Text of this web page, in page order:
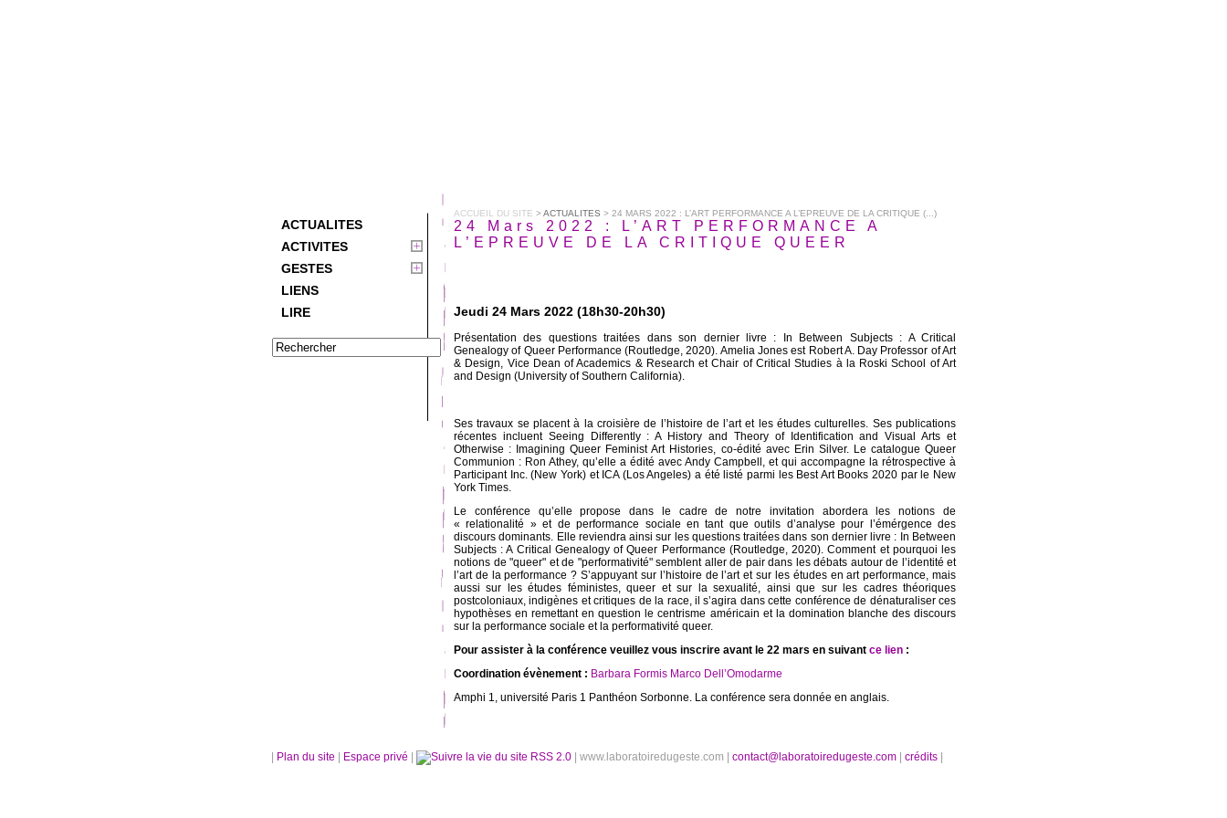
ACTUALITES
ACTIVITES
GESTES
LIENS
LIRE
ACCUEIL DU SITE >ACTUALITES > 24 MARS 2022 : L’ART PERFORMANCE A L’EPREUVE DE LA CRITIQUE (...)
24 Mars 2022 : L’ART PERFORMANCE A
L’EPREUVE DE LA CRITIQUE QUEER
Jeudi 24 Mars 2022 (18h30-20h30)
Présentation des questions traitées dans son dernier livre : In Between Subjects : A Critical
Genealogy of Queer Performance (Routledge, 2020). Amelia Jones est Robert A. Day Professor of Art
& Design, Vice Dean of Academics & Research et Chair of Critical Studies à la Roski School of Art
and Design (University of Southern California).
Ses travaux se placent à la croisière de l’histoire de l’art et les études culturelles. Ses publications
récentes incluent Seeing Differently : A History and Theory of Identification and Visual Arts et
Otherwise : Imagining Queer Feminist Art Histories, co-édité avec Erin Silver. Le catalogue Queer
Communion : Ron Athey, qu’elle a édité avec Andy Campbell, et qui accompagne la rétrospective à
Participant Inc. (New York) et ICA (Los Angeles) a été listé parmi les Best Art Books 2020 par le New
York Times.
Le conférence qu’elle propose dans le cadre de notre invitation abordera les notions de
« relationalité » et de performance sociale en tant que outils d’analyse pour l’émérgence des
discours dominants. Elle reviendra ainsi sur les questions traitées dans son dernier livre : In Between
Subjects : A Critical Genealogy of Queer Performance (Routledge, 2020). Comment et pourquoi les
notions de "queer" et de "performativité" semblent aller de pair dans les débats autour de l’identité et
l’art de la performance ? S’appuyant sur l’histoire de l’art et sur les études en art performance, mais
aussi sur les études féministes, queer et sur la sexualité, ainsi que sur les cadres théoriques
postcoloniaux, indigènes et critiques de la race, il s’agira dans cette conférence de dénaturaliser ces
hypothèses en remettant en question le centrisme américain et la domination blanche des discours
sur la performance sociale et la performativité queer.
Pour assister à la conférence veuillez vous inscrire avant le 22 mars en suivant ce lien :
Coordination évènement : Barbara Formis Marco Dell’Omodarme
Amphi 1, université Paris 1 Panthéon Sorbonne. La conférence sera donnée en anglais.
Plan du site Espace privé RSS 2.0 | www.laboratoiredugeste.com | contact@laboratoiredugeste.com crédits